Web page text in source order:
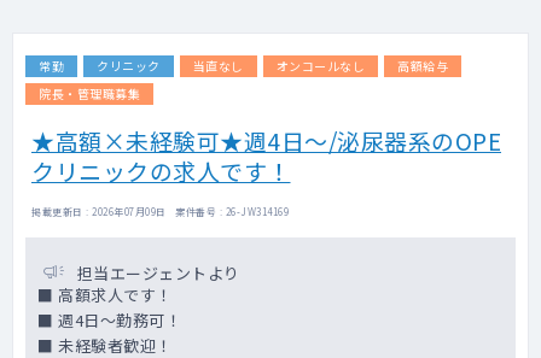
常勤 クリニック 当直なし オンコールなし
高額給与
院長・管理職募集
★高額×未経験可★週4日～/泌尿器系のOPE
クリニックの求人です！
掲載更新日 : 2026年07月09日 案件番号 : 26-JW314169
担当エージェントより
■ 高額求人です！
■ 週4日～勤務可！
■ 未経験者歓迎！